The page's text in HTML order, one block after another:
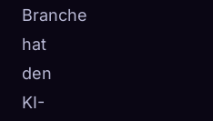
Branche
hat
den
KI-